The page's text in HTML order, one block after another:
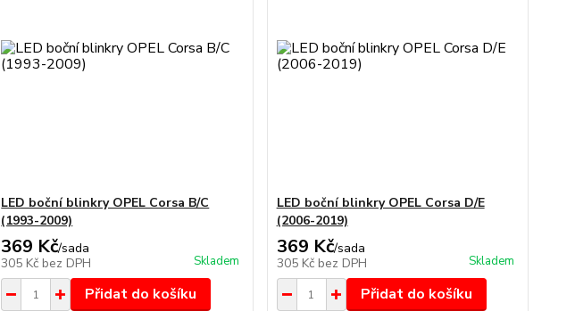
LED boční blinkry OPEL Corsa B/C
(1993-2009)
369 Kč/sada
305 Kč bez DPH Skladem
Přidat do košíku
LED boční blinkry OPEL Corsa D/E
(2006-2019)
369 Kč/sada
305 Kč bez DPH Skladem
Přidat do košíku